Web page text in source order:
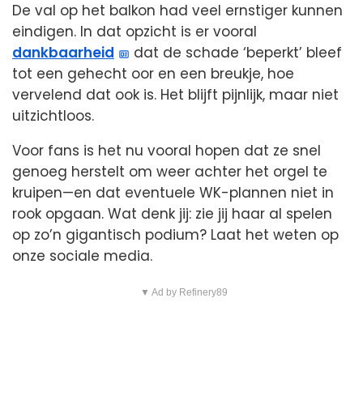
De val op het balkon had veel ernstiger kunnen
eindigen. In dat opzicht is er vooral
dankbaarheid
dat de schade ‘beperkt’ bleef
tot een gehecht oor en een breukje, hoe
vervelend dat ook is. Het blijft pijnlijk, maar niet
uitzichtloos.
Voor fans is het nu vooral hopen dat ze snel
genoeg herstelt om weer achter het orgel te
kruipen—en dat eventuele WK-plannen niet in
rook opgaan. Wat denk jij: zie jij haar al spelen
op zo’n gigantisch podium? Laat het weten op
onze sociale media.
▼ Ad by Refinery89